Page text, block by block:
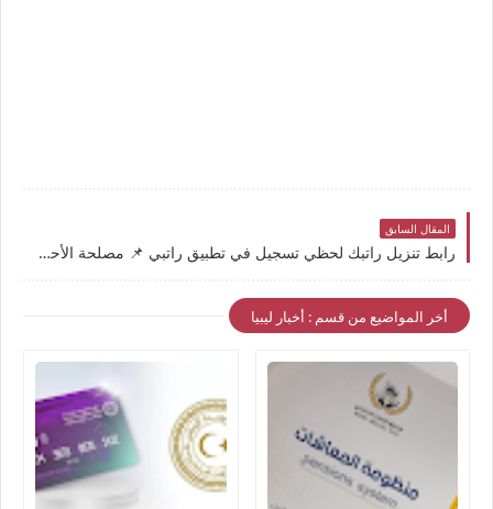
المقال السابق
رابط تنزيل راتبك لحظي تسجيل في تطبيق راتبي 📌 مصلحة الأحوال المدنية: مرتبات شهر أكتوبر ستكون "لحظية" رغم تأخر إدراج بيانات مالية الظهرة
أخر المواضيع من قسم : أخبار ليبيا